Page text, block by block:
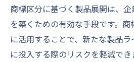
商標区分に基づく製品展開は、
を築くための有効な手段です。
に活用することで、新たな製品
に投入する際のリスクを軽減で